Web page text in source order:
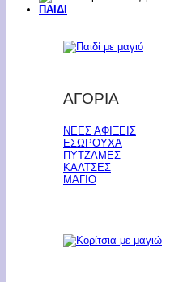
ΠΑΙΔΙ
ΑΓΟΡΙΑ
ΝΕΕΣ ΑΦΙΞΕΙΣ
ΕΣΩΡΟΥΧΑ
ΠΥΤΖΑΜΕΣ
ΚΑΛΤΣΕΣ
ΜΑΓΙΟ